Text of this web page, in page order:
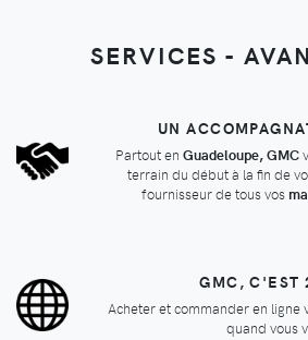
SERVICES -
UN
Partout en Guadeloupe, GMC
terrain du début à la fin de
fournisseur de tous vos
GMC, C'EST
Acheter et commander en ligne
quand vous